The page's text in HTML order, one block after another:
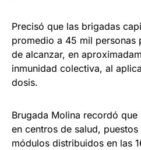
Precisó que las brigadas
promedio a 45 mil
de alcanzar, en
inmunidad colectiva, al
dosis.
Brugada Molina recordó
en centros de salud,
módulos distribuidos en las